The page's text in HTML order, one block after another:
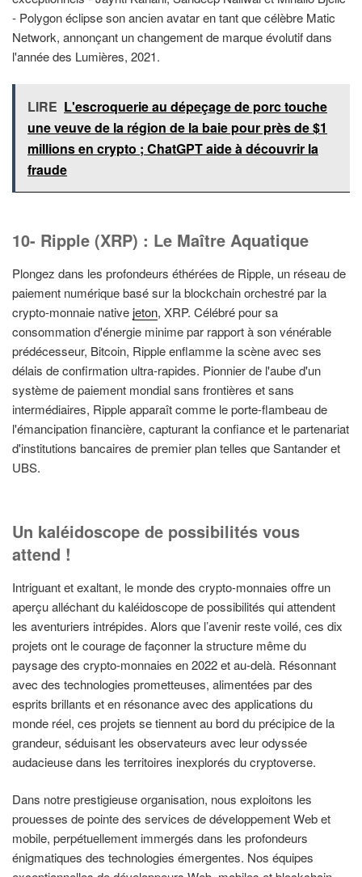
- Polygon éclipse son ancien avatar en tant que célèbre Matic
Network, annonçant un changement de marque évolutif dans
l'année des Lumières, 2021.
LIRE L'escroquerie au dépeçage de porc touche
une veuve de la région de la baie pour près de $1
millions en crypto ; ChatGPT aide à découvrir la
fraude
10- Ripple (XRP) : Le Maître Aquatique
Plongez dans les profondeurs éthérées de Ripple, un réseau de
paiement numérique basé sur la blockchain orchestré par la
crypto-monnaie nativejeton, XRP. Célébré pour sa
consommation d'énergie minime par rapport à son vénérable
prédécesseur, Bitcoin, Ripple enflamme la scène avec ses
délais de confirmation ultra-rapides. Pionnier de l'aube d'un
système de paiement mondial sans frontières et sans
intermédiaires, Ripple apparaît comme le porte-flambeau de
l'émancipation financière, capturant la confiance et le partenariat
d'institutions bancaires de premier plan telles que Santander et
UBS.
Un kaléidoscope de possibilités vous
attend !
Intriguant et exaltant, le monde des crypto-monnaies offre un
aperçu alléchant du kaléidoscope de possibilités qui attendent
les aventuriers intrépides. Alors que l’avenir reste voilé, ces dix
projets ont le courage de façonner la structure même du
paysage des crypto-monnaies en 2022 et au-delà. Résonnant
avec des technologies prometteuses, alimentées par des
esprits brillants et en résonance avec des applications du
monde réel, ces projets se tiennent au bord du précipice de la
grandeur, séduisant les observateurs avec leur odyssée
audacieuse dans les territoires inexplorés du cryptoverse.
Dans notre prestigieuse organisation, nous exploitons les
prouesses de pointe des services de développement Web et
mobile, perpétuellement immergés dans les profondeurs
énigmatiques des technologies émergentes. Nos équipes